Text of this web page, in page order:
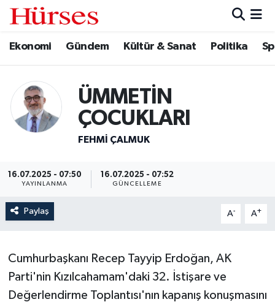
Ekonomi Gündem Kültür & Sanat Politika
ÜMMETİN
ÇOCUKLARI
FEHMI ÇALMUK
16.07.2025 - 07:50
YAYINLANMA
16.07.2025 - 07:52
GÜNCELLEME
Paylaş A- A+
Cumhurbaşkanı Recep Tayyip Erdoğan, AK
Parti'nin Kızılcahamam'daki 32. İstişare ve
Değerlendirme Toplantısı'nın kapanış konuşmasını
Ekonomi
Kültür & Sanat
Spor
Turizm
Hava Durumu
Süper Lig Puan Durumu ve Fikstür
Tüm Manşetler
Son Dakika Haberleri
Haber Arşivi